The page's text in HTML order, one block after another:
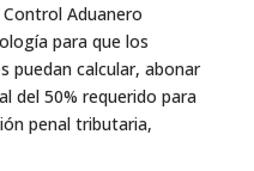
Aduanero
para que los
puedan calcular, abonar
del 50% requerido para
penal tributaria,